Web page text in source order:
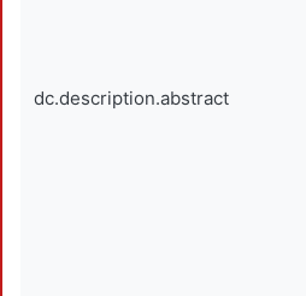
dc.description.abstract